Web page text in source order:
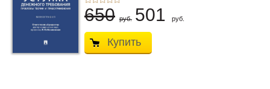
650 руб. 501 руб.
Купить